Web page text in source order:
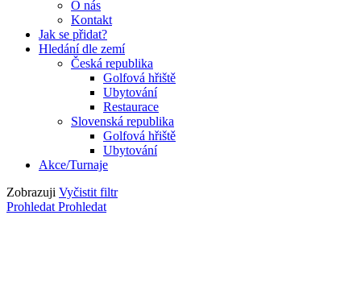
O nás
Kontakt
Jak se přidat?
Hledání dle zemí
Česká republika
Golfová hřiště
Ubytování
Restaurace
Slovenská republika
Golfová hřiště
Ubytování
Akce/Turnaje
Zobrazuji Vyčistit filtr
Prohledat Prohledat